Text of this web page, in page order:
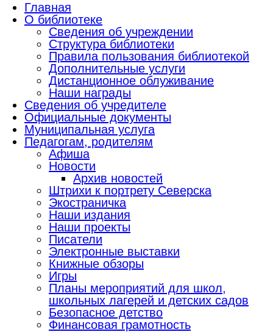
Главная
О библиотеке
Сведения об учреждении
Структура библиотеки
Правила пользования библиотекой
Дополнительные услуги
Дистанционное облуживание
Наши награды
Сведения об учредителе
Официальные документы
Муниципальная услуга
Педагогам, родителям
Афиша
Новости
Архив новостей
Штрихи к портрету Северска
Экостраничка
Наши издания
Наши проекты
Писатели
Электронные выставки
Книжные обзоры
Игры
Планы мероприятий для школ,
школьных лагерей и детских садов
Безопасное детство
Финансовая грамотность